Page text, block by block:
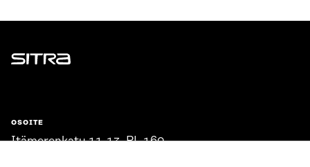
Sitra
OSOITE
Itämerenkatu 11-13, PL 160,